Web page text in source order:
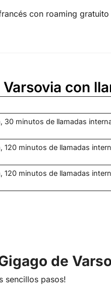
con roaming
con
minutos de llamadas
minutos de llamadas
minutos de llamadas
de
sencillos pasos!